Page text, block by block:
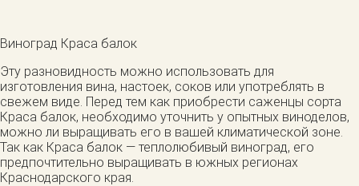
Виноград Краса балок
Эту разновидность можно использовать для
изготовления вина, настоек, соков или употреблять в
свежем виде. Перед тем как приобрести саженцы сорта
Краса балок, необходимо уточнить у опытных виноделов,
можно ли выращивать его в вашей климатической зоне.
Так как Краса балок — теплолюбивый виноград, его
предпочтительно выращивать в южных регионах
Краснодарского края.